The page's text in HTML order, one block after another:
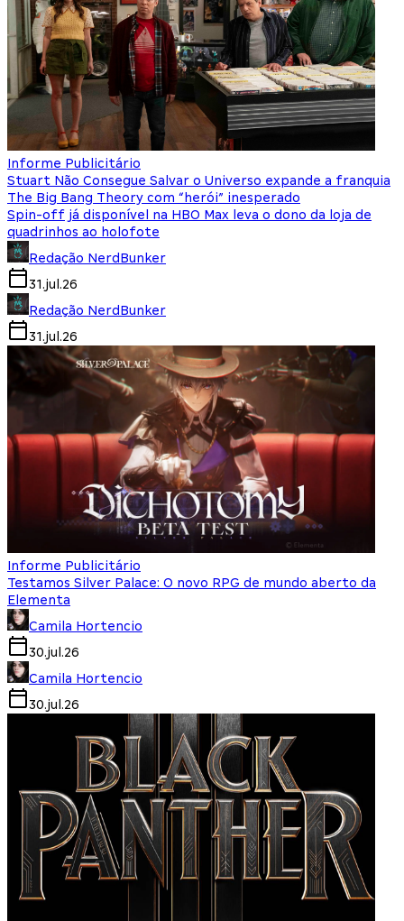
Informe Publicitário
Stuart Não Consegue Salvar o Universo expande a franquia
The Big Bang Theory com “herói” inesperado
Spin-off já disponível na HBO Max leva o dono da loja de
quadrinhos ao holofote
Redação NerdBunker
31.jul.26
Redação NerdBunker
31.jul.26
Informe Publicitário
Testamos Silver Palace: O novo RPG de mundo aberto da
Elementa
Camila Hortencio
30.jul.26
Camila Hortencio
30.jul.26